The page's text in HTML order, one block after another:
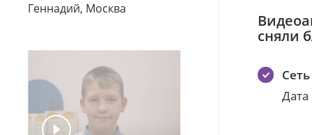
Геннадий, Москва
сняли
Дата